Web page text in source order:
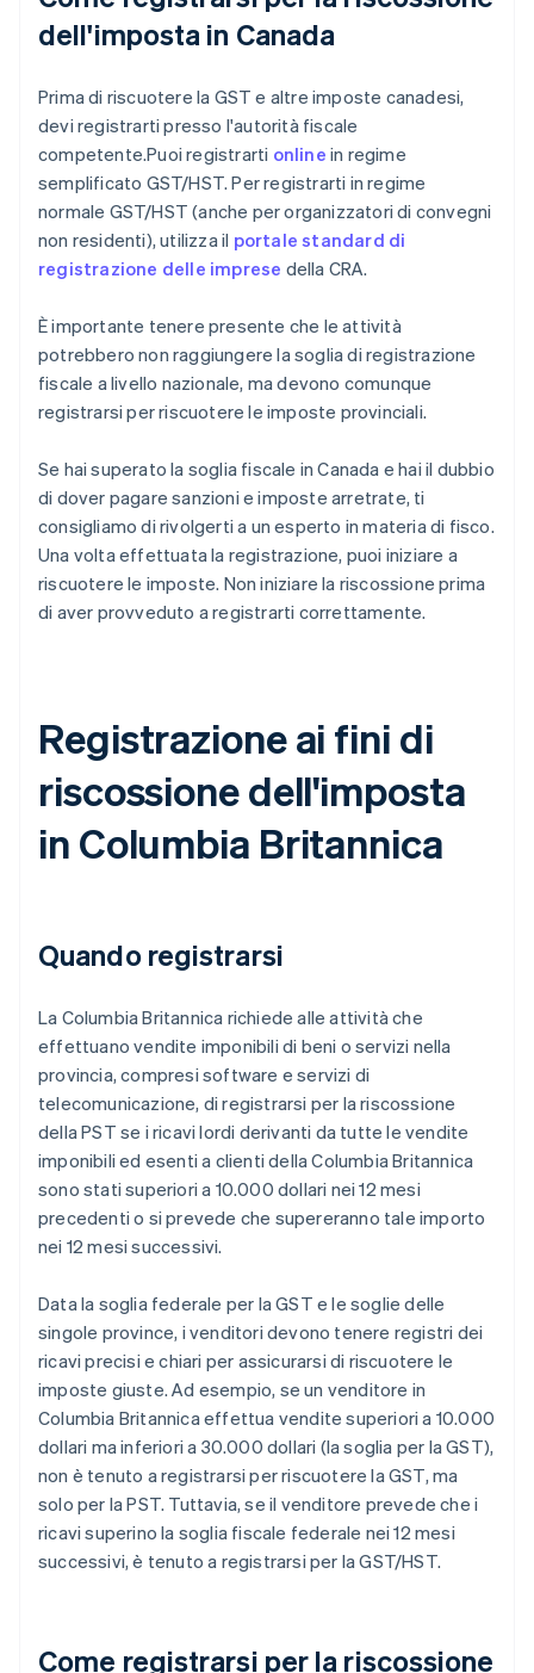
dell'imposta in Canada
Prima di riscuotere la GST e altre imposte canadesi,
devi registrarti presso l'autorità fiscale
competente.Puoi registrarti online in regime
semplificato GST/HST. Per registrarti in regime
normale GST/HST (anche per organizzatori di convegni
non residenti), utilizza il portale standard di
registrazione delle imprese della CRA.
È importante tenere presente che le attività
potrebbero non raggiungere la soglia di registrazione
fiscale a livello nazionale, ma devono comunque
registrarsi per riscuotere le imposte provinciali.
Se hai superato la soglia fiscale in Canada e hai il dubbio
di dover pagare sanzioni e imposte arretrate, ti
consigliamo di rivolgerti a un esperto in materia di fisco.
Una volta effettuata la registrazione, puoi iniziare a
riscuotere le imposte. Non iniziare la riscossione prima
di aver provveduto a registrarti correttamente.
Registrazione ai fini di
riscossione dell'imposta
in Columbia Britannica
Quando registrarsi
La Columbia Britannica richiede alle attività che
effettuano vendite imponibili di beni o servizi nella
provincia, compresi software e servizi di
telecomunicazione, di registrarsi per la riscossione
della PST se i ricavi lordi derivanti da tutte le vendite
imponibili ed esenti a clienti della Columbia Britannica
sono stati superiori a 10.000 dollari nei 12 mesi
precedenti o si prevede che supereranno tale importo
nei 12 mesi successivi.
Data la soglia federale per la GST e le soglie delle
singole province, i venditori devono tenere registri dei
ricavi precisi e chiari per assicurarsi di riscuotere le
imposte giuste. Ad esempio, se un venditore in
Columbia Britannica effettua vendite superiori a 10.000
dollari ma inferiori a 30.000 dollari (la soglia per la GST),
non è tenuto a registrarsi per riscuotere la GST, ma
solo per la PST. Tuttavia, se il venditore prevede che i
ricavi superino la soglia fiscale federale nei 12 mesi
successivi, è tenuto a registrarsi per la GST/HST.
Come registrarsi per la riscossione